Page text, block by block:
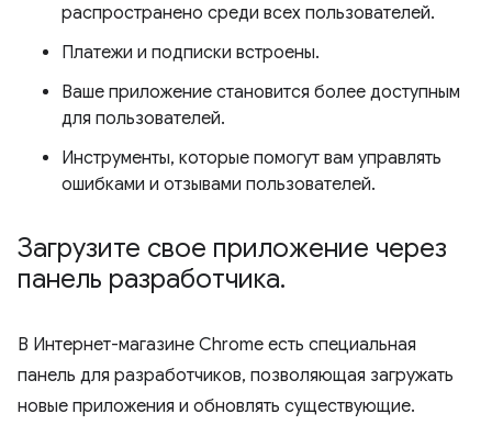
распространено среди всех пользователей.
Платежи и подписки встроены.
Ваше приложение становится более доступным
для пользователей.
Инструменты, которые помогут вам управлять
ошибками и отзывами пользователей.
Загрузите свое приложение через
панель разработчика.
В Интернет-магазине Chrome есть специальная
панель для разработчиков, позволяющая загружать
новые приложения и обновлять существующие.